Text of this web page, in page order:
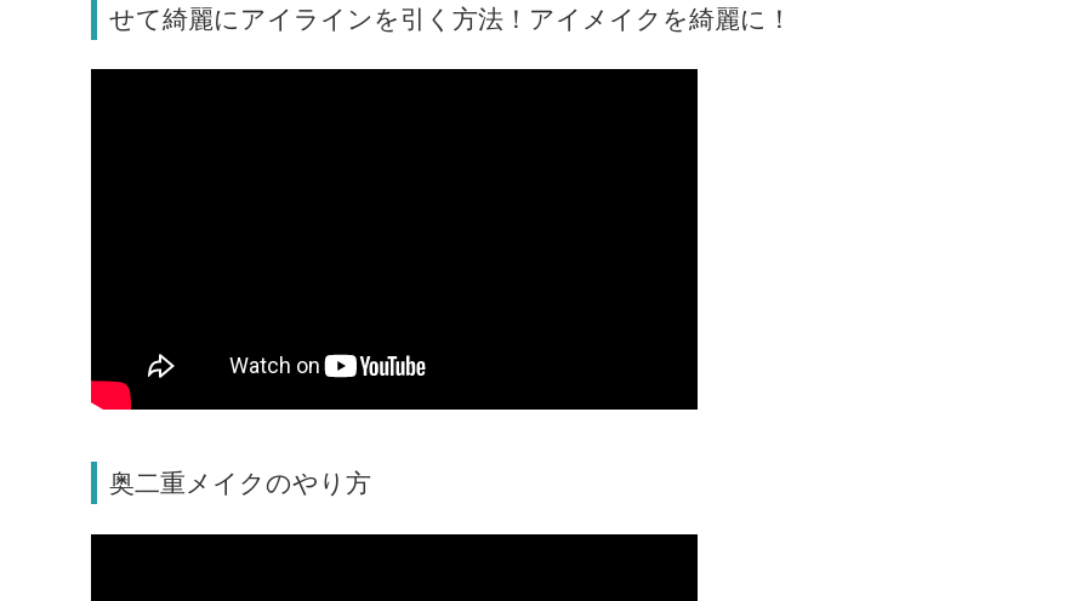
せて綺麗にアイラインを引く方法！アイメイクを綺麗に！
奥二重メイクのやり方